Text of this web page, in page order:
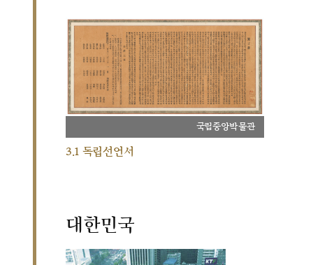
국립중앙박물관
3.1 독립선언서
대한민국